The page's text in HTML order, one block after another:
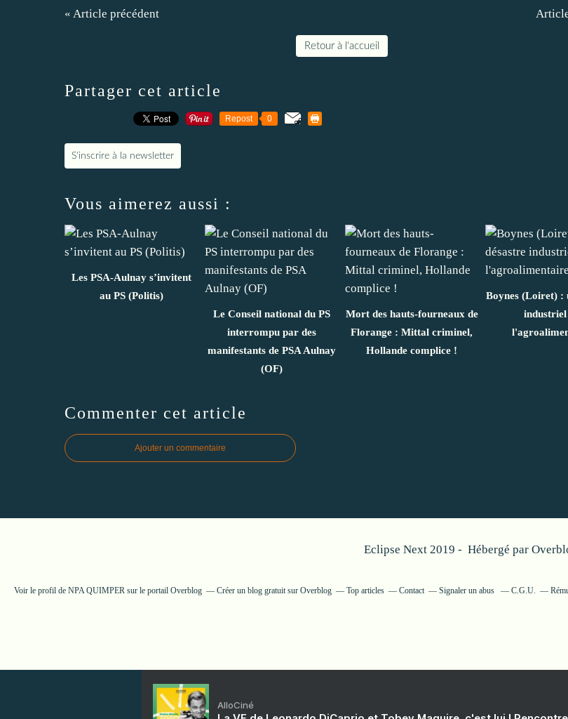
« Article précédent
Retour à l'accueil
Partager cet article
Repost 0
S'inscrire à la newsletter
Vous aimerez aussi :
Les PSA-Aulnay s’invitent
au PS (Politis)
Le Conseil national du PS
interrompu par des
manifestants de PSA Aulnay
(OF)
Mort des hauts-fourneaux de
Florange : Mittal criminel,
Hollande complice !
Boynes (Loiret) :
industriel
Commenter cet article
Ajouter un commentaire
Eclipse Next 2019 - Hébergé par
Voir le profil de NPA QUIMPER sur le portail Overblog Créer un blog gratuit sur Overblog Top articles Contact Signaler un abus C.G.U.
AlloCiné